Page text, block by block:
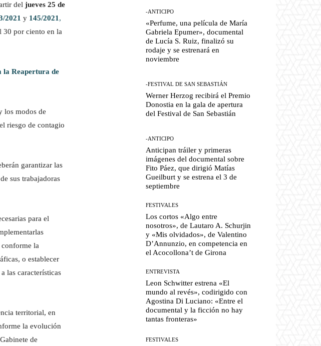
del jueves 25 de
2021 y 145/2021,
30 por ciento en la
la Reapertura de
los modos de
riesgo de contagio
garantizar las
sus trabajadoras
para el
conforme la
o establecer
las características
territorial, en
la evolución
de
-ANTICIPO
«Perfume, una película de María
Gabriela Epumer», documental
de Lucía S. Ruiz, finalizó su
rodaje y se estrenará en
noviembre
-FESTIVAL DE SAN SEBASTIÁN
Werner Herzog recibirá el Premio
Donostia en la gala de apertura
del Festival de San Sebastián
-ANTICIPO
Anticipan tráiler y primeras
imágenes del documental sobre
Fito Páez, que dirigió Matías
Gueilburt y se estrena el 3 de
septiembre
FESTIVALES
Los cortos «Algo entre
nosotros», de Lautaro A. Schurjin
y «Mis olvidados», de Valentino
D’Annunzio, en competencia en
el Acocollona’t de Girona
ENTREVISTA
Leon Schwitter estrena «El
mundo al revés», codirigido con
Agostina Di Luciano: «Entre el
documental y la ficción no hay
tantas fronteras»
FESTIVALES